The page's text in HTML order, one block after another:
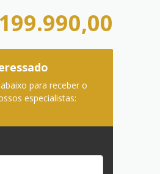
para receber o
especialistas: